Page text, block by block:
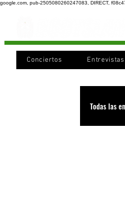
google.com, pub-2505080260247083, DIRECT,
Conciertos Entrevistas
Todas las